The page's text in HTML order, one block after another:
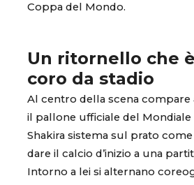
Coppa del Mondo.
Un ritornello che
coro da stadio
Al centro della scena compare
il pallone ufficiale del Mondiale
Shakira sistema sul prato
dare il calcio d’inizio a una
Intorno a lei si alternano